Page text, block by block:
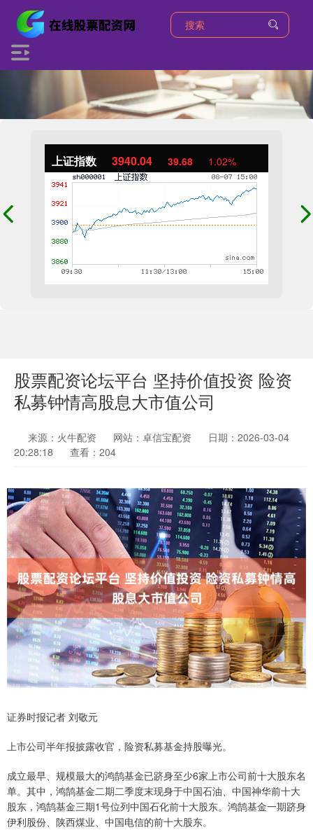
上证指数 3940.04 39.68 1.02%
股票配资论坛平台 坚持价值投资 险资
私募钟情高股息大市值公司
来源：火牛配资 网站：卓信宝配资
日期：2026-03-04
20:28:18
查看：204
证券时报记者 刘敬元
上市公司半年报披露收官，险资私募基金持股曝光。
成立最早、规模最大的鸿鹄基金已跻身至少6家上市公司前十大股东名
单。其中，鸿鹄基金二期二季度末现身于中国石油、中国神华前十大
股东，鸿鹄基金三期1号位列中国石化前十大股东。鸿鹄基金一期跻身
伊利股份、陕西煤业、中国电信的前十大股东。